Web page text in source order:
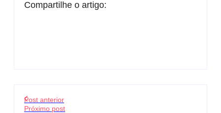
Compartilhe o artigo:
Post anterior
Próximo post